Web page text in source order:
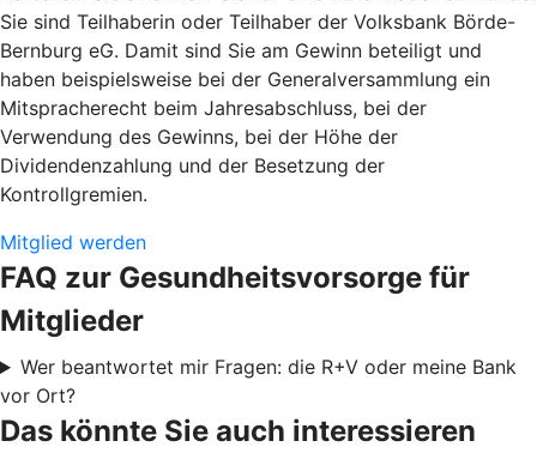
Sie sind Teilhaberin oder Teilhaber der Volksbank Börde-
Bernburg eG. Damit sind Sie am Gewinn beteiligt und
haben beispielsweise bei der Generalversammlung ein
Mitspracherecht beim Jahresabschluss, bei der
Verwendung des Gewinns, bei der Höhe der
Dividendenzahlung und der Besetzung der
Kontrollgremien.
Mitglied werden
FAQ zur Gesundheitsvorsorge für
Mitglieder
Wer beantwortet mir Fragen: die R+V oder meine Bank
vor Ort?
Das könnte Sie auch interessieren